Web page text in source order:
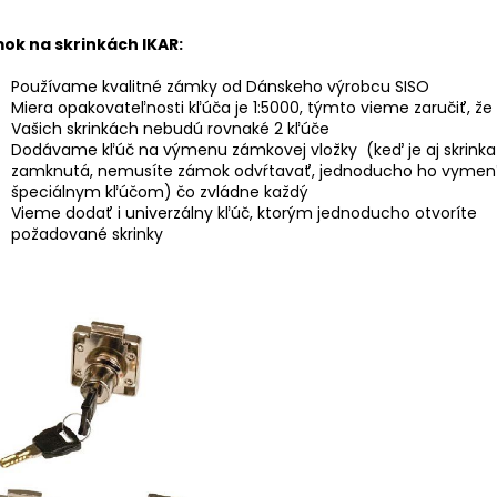
na skrinkách IKAR:
Používame kvalitné zámky od Dánskeho výrobcu SISO
Miera opakovateľnosti kľúča je 1:5000, týmto vieme zaručiť,
Vašich skrinkách nebudú rovnaké 2 kľúče
Dodávame kľúč na výmenu zámkovej vložky (keď je aj skrinka
zamknutá, nemusíte zámok odvŕtavať, jednoducho ho
špeciálnym kľúčom) čo zvládne každý
Vieme dodať i univerzálny kľúč, ktorým jednoducho otvoríte
požadované skrinky